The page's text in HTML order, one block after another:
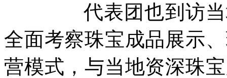
代表团也到访当地
全面考察珠宝成品展示
营模式，与当地资深珠